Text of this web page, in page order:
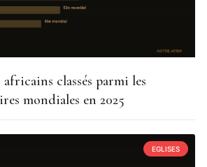
africains classés parmi les
mondiales en 2025
EGLISES